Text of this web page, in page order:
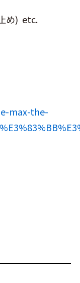
め) etc.
max-the-